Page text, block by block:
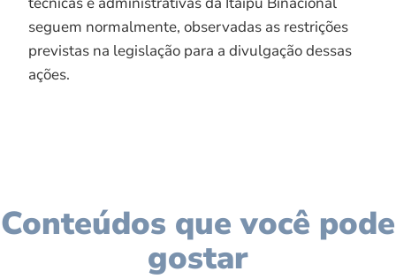
seguem normalmente, observadas as restrições
previstas na legislação para a divulgação dessas
ações.
Conteúdos que você pode
gostar